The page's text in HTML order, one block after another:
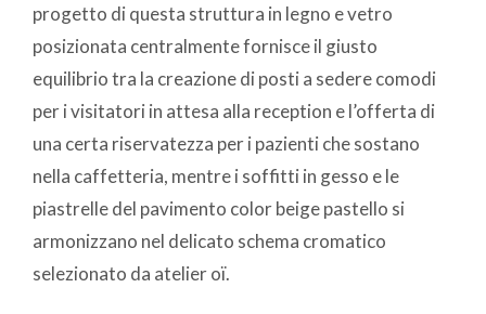
progetto di questa struttura in legno e vetro
posizionata centralmente fornisce il giusto
equilibrio tra la creazione di posti a sedere comodi
per i visitatori in attesa alla reception e l’offerta di
una certa riservatezza per i pazienti che sostano
nella caffetteria, mentre i soffitti in gesso e le
piastrelle del pavimento color beige pastello si
armonizzano nel delicato schema cromatico
selezionato da atelier oï.